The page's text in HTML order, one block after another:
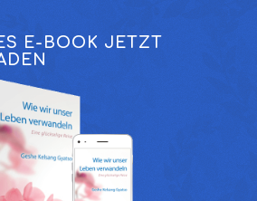
E-BOOK JETZT